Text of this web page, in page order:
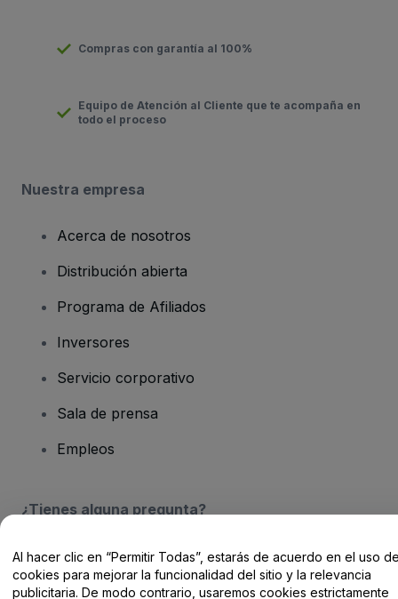
Compras con garantía al 100%
Equipo de Atención al Cliente que te acompaña en
todo el proceso
Nuestra empresa
Acerca de nosotros
Distribución abierta
Programa de Afiliados
Inversores
Servicio corporativo
Sala de prensa
Empleos
¿Tienes alguna pregunta?
Centro de Ayuda / Contacto
Al hacer clic en “Permitir Todas”, estarás de acuerdo en el uso
cookies para mejorar la funcionalidad del sitio y la relevancia
publicitaria. De modo contrario, usaremos cookies estrictamente